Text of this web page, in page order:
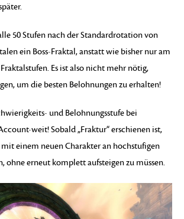
50 Stufen nach der Standardrotation von
ein Boss-Fraktal, anstatt wie bisher nur am
Es ist also nicht mehr nötig,
um die besten Belohnungen zu erhalten!
und Belohnungsstufe bei
weit! Sobald „Fraktur“ erschienen ist,
einem neuen Charakter an hochstufigen
ohne erneut komplett aufsteigen zu müssen.